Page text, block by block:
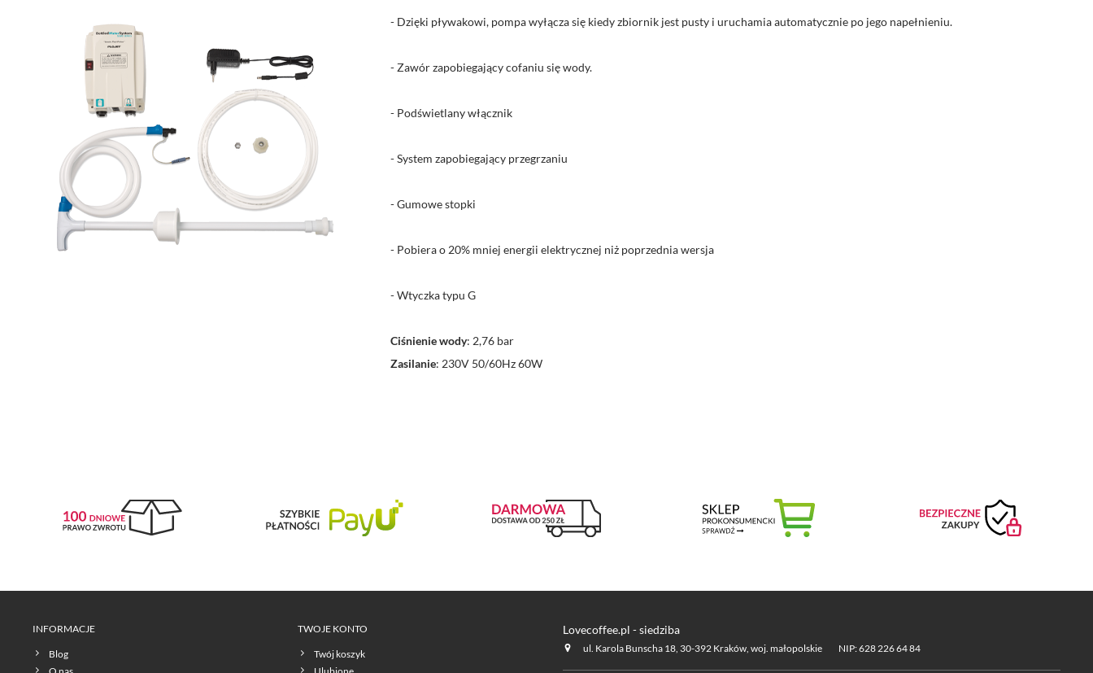
- Dzięki pływakowi, pompa wyłącza się kiedy zbiornik jest pusty i uruchamia automatycznie po jego napełnieniu.
- Zawór zapobiegający cofaniu się wody.
- Podświetlany włącznik
- System zapobiegający przegrzaniu
- Gumowe stopki
- Pobiera o 20% mniej energii elektrycznej niż poprzednia wersja
- Wtyczka typu G
Ciśnienie wody: 2,76 bar
Zasilanie: 230V 50/60Hz 60W
INFORMACJE
Blog
TWOJE KONTO
Twój koszyk
Lovecoffee.pl - siedziba
ul. Karola Bunscha 18, 30-392 Kraków, woj. małopolskie NIP: 628 226 64 84